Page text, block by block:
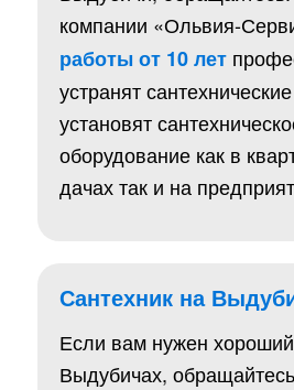
компании «Ольвия-
работы от 10 лет
устранят
установят
оборудование как в
дачах так и на
Сантехник на
Если вам нужен
Выдубичах,